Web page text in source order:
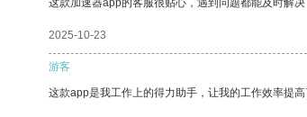
这款加速器app的客服很贴心，遇到问题都能及时解决
2025-10-23
游客
这款app是我工作上的得力助手，让我的工作效率提